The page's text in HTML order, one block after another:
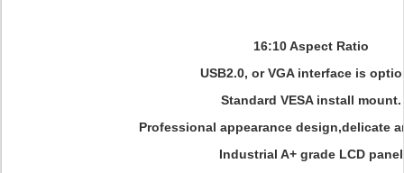
16:10 Aspect Ratio
USB2.0, or VGA interface is
Standard VESA install mount.
Professional appearance design,delicate
Industrial A+ grade LCD panel